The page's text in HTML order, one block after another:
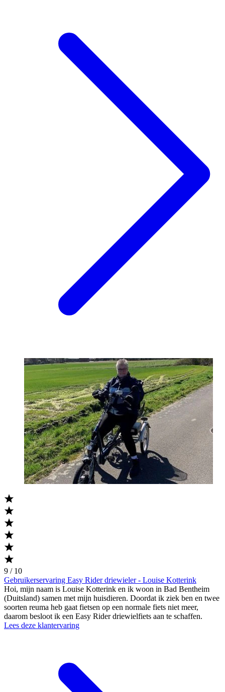
9 / 10
Gebruikerservaring Easy Rider driewieler - Louise Kotterink
Hoi, mijn naam is Louise Kotterink en ik woon in Bad Bentheim
(Duitsland) samen met mijn huisdieren. Doordat ik ziek ben en twee
soorten reuma heb gaat fietsen op een normale fiets niet meer,
daarom besloot ik een Easy Rider driewielfiets aan te schaffen.
Lees deze klantervaring